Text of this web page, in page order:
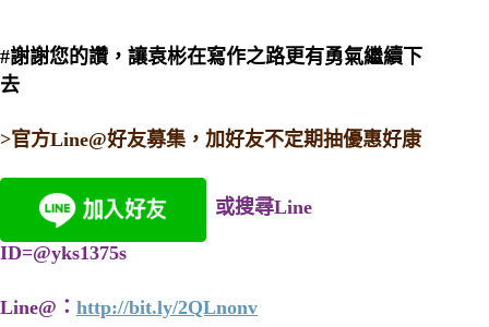
#謝謝您的讚，讓袁彬在寫作之路更有勇氣繼續下
去
>官方Line@好友募集，加好友不定期抽優惠好康
或搜尋Line
ID=@yks1375s
Line@： http://bit.ly/2QLnonv